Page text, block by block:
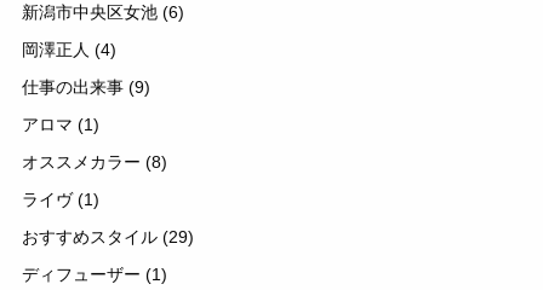
新潟市中央区女池 (6)
岡澤正人 (4)
仕事の出来事 (9)
アロマ (1)
オススメカラー (8)
ライヴ(1)
おすすめスタイル (29)
ディフューザー (1)